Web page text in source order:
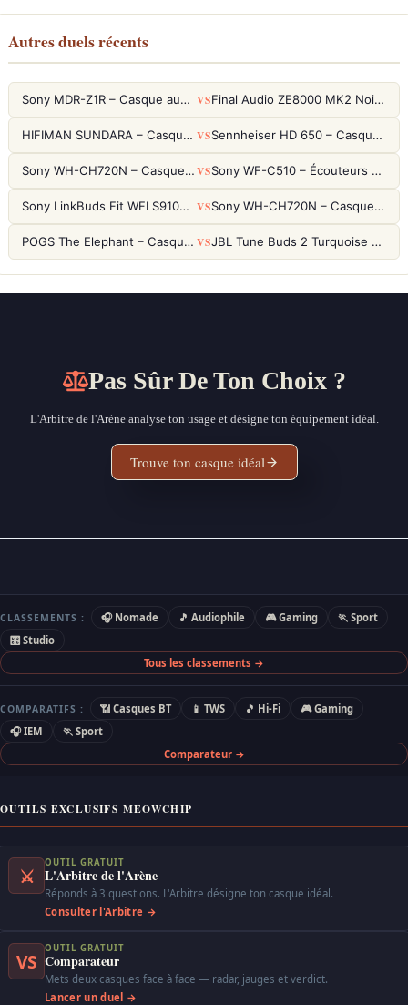
Autres duels récents
Sony MDR-Z1R – Casque audiophile fermé haute résolution VS Final Audio ZE8000 MK2 Noir – Écouteurs True Wireless audiophiles 8K Sound
HIFIMAN SUNDARA – Casque Planar Magnetic Ouvert Over-Ear Audiophile VS Sennheiser HD 650 – Casque audiophile ouvert pour l'écoute analytique
Sony WH-CH720N – Casque ANC 35h, Ultra-léger (192g) avec Processeur V1 VS Sony WF-C510 – Écouteurs True Wireless compacts, autonomie 22h et multipoint
Sony LinkBuds Fit WFLS910NW Blanc – Écouteurs Sport Ailes ANC VS Sony WH-CH720N – Casque ANC 35h, Ultra-léger (192g) avec Processeur V1
POGS The Elephant – Casque Filaire Enfants 85dB POGS-Safe™ (Éco-Responsable) VS JBL Tune Buds 2 Turquoise – Écouteurs True Wireless avec ANC et autonomie 48h
Pas Sûr De Ton Choix ?
L'Arbitre de l'Arène analyse ton usage et désigne ton équipement idéal.
Trouve ton casque idéal
CLASSEMENTS : 🎧 Nomade 🎵 Audiophile 🎮 Gaming
🏃 Sport
🎛 Studio
Tous les classements →
COMPARATIFS : 📶 Casques BT 📱 TWS 🎵 Hi-Fi
🎮 Gaming
🎧 IEM
🏃 Sport
Comparateur →
OUTILS EXCLUSIFS MEOWCHIP
⚔
OUTIL GRATUIT
L'Arbitre de l'Arène
Réponds à 3 questions. L'Arbitre désigne ton casque idéal.
Consulter l'Arbitre →
VS
OUTIL GRATUIT
Comparateur
Mets deux casques face à face — radar, jauges et verdict.
Lancer un duel →